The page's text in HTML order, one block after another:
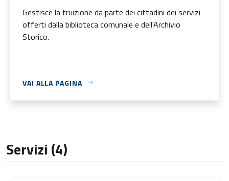
Gestisce la fruizione da parte dei cittadini dei servizi
offerti dalla biblioteca comunale e dell'Archivio
Storico.
VAI ALLA PAGINA
Servizi (4)